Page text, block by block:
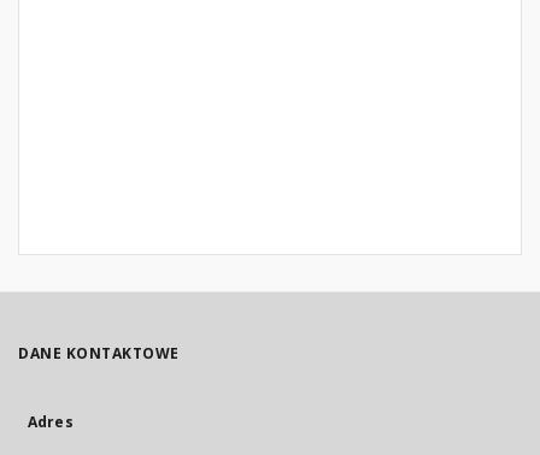
DANE KONTAKTOWE
Adres